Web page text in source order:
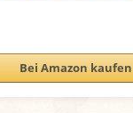
Bei Amazon kaufen